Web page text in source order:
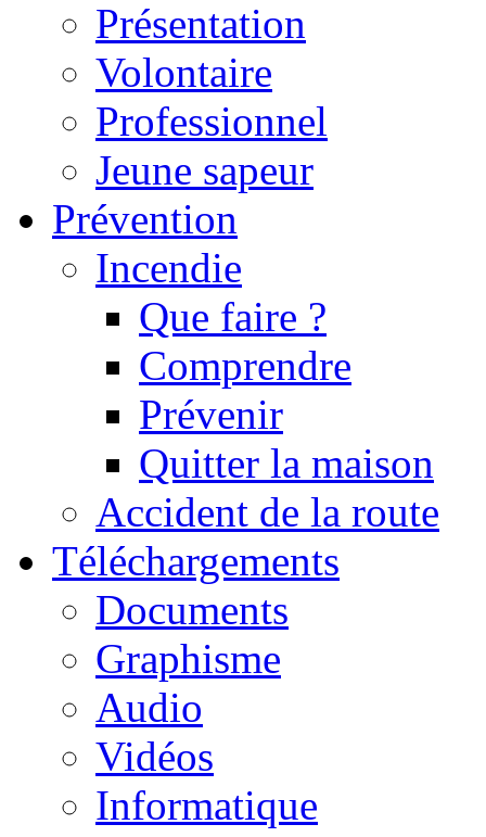
Présentation
Volontaire
Professionnel
Jeune sapeur
Prévention
Incendie
Que faire ?
Comprendre
Prévenir
Quitter la maison
Accident de la route
Téléchargements
Documents
Graphisme
Audio
Vidéos
Informatique